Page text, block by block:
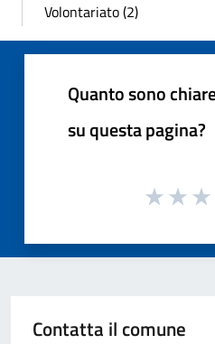
Volontariato (2)
Quanto sono
su questa pagina?
Contatta il comune